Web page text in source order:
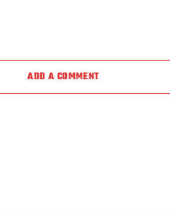
ADD A COMMENT